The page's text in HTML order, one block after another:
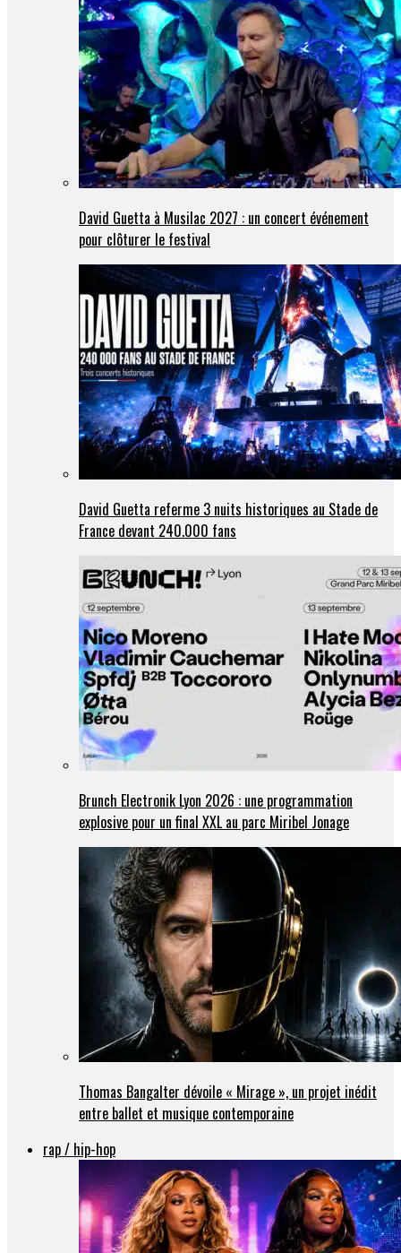
David Guetta à Musilac 2027 : un concert événement
pour clôturer le festival
David Guetta referme 3 nuits historiques au Stade de
France devant 240.000 fans
Brunch Electronik Lyon 2026 : une programmation
explosive pour un final XXL au parc Miribel Jonage
Thomas Bangalter dévoile « Mirage », un projet inédit
entre ballet et musique contemporaine
rap / hip-hop